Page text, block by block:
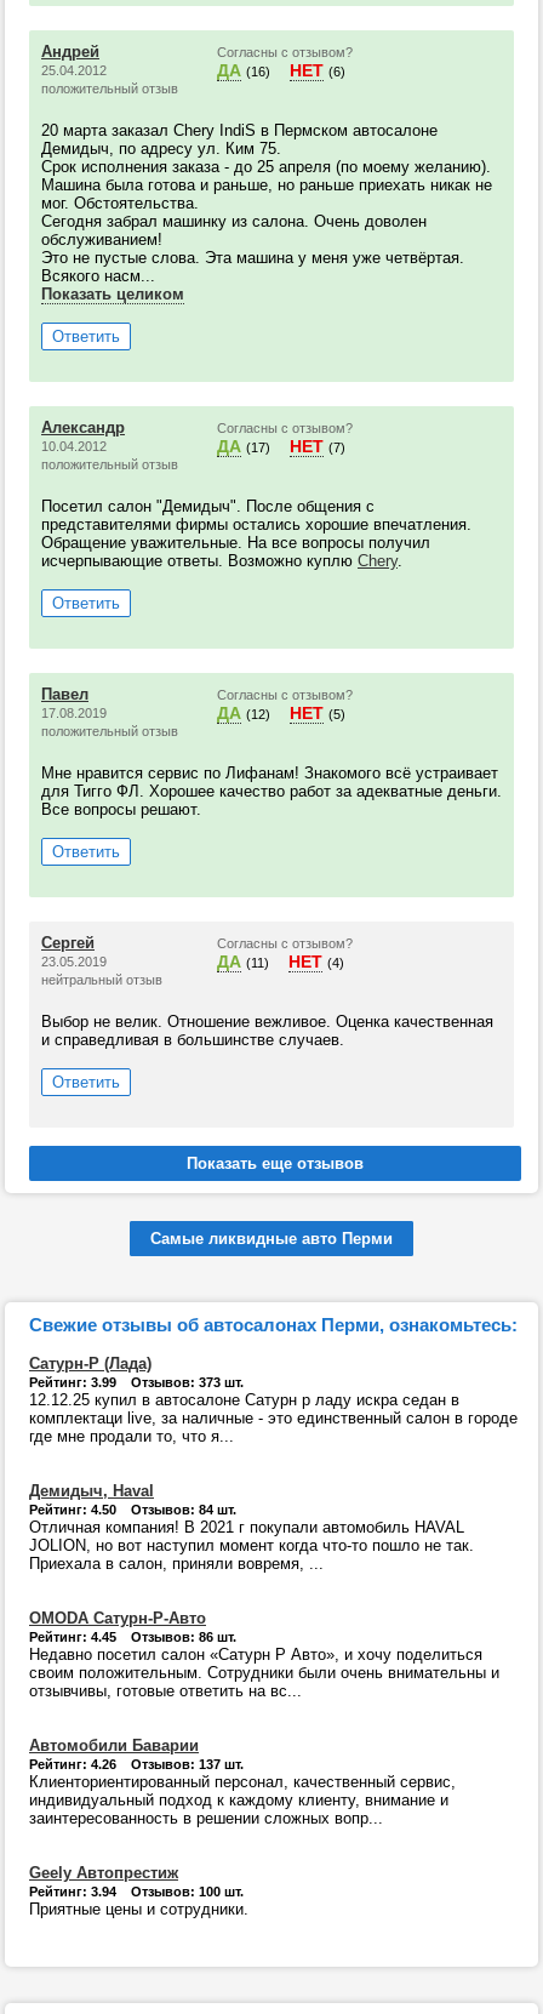
Андрей
25.04.2012
положительный отзыв
Согласны с отзывом?
ДА (16) НЕТ (6)
20 марта заказал Chery IndiS в Пермском автосалоне
Демидыч, по адресу ул. Ким 75.
Срок исполнения заказа - до 25 апреля (по моему желанию).
Машина была готова и раньше, но раньше приехать никак не
мог. Обстоятельства.
Сегодня забрал машинку из салона. Очень доволен
обслуживанием!
Это не пустые слова. Эта машина у меня уже четвёртая.
Всякого насм...
Показать целиком
Ответить
Александр
10.04.2012
положительный отзыв
Согласны с отзывом?
ДА (17) НЕТ (7)
Посетил салон "Демидыч". После общения с
представителями фирмы остались хорошие впечатления.
Обращение уважительные. На все вопросы получил
исчерпывающие ответы. Возможно куплю Chery.
Ответить
Павел
17.08.2019
положительный отзыв
Согласны с отзывом?
ДА (12) НЕТ (5)
Мне нравится сервис по Лифанам! Знакомого всё устраивает
для Тигго ФЛ. Хорошее качество работ за адекватные деньги.
Все вопросы решают.
Ответить
Сергей
23.05.2019
нейтральный отзыв
Согласны с отзывом?
ДА (11) НЕТ (4)
Выбор не велик. Отношение вежливое. Оценка качественная
и справедливая в большинстве случаев.
Ответить
Самые ликвидные авто Перми
Свежие отзывы об автосалонах Перми, ознакомьтесь:
Сатурн-Р (Лада)
Рейтинг: 3.99 Отзывов: 373 шт.
12.12.25 купил в автосалоне Сатурн р ладу искра седан в
комплектаци live, за наличные - это единственный салон в городе
где мне продали то, что я...
Демидыч, Haval
Рейтинг: 4.50 Отзывов: 84 шт.
Отличная компания! В 2021 г покупали автомобиль HAVAL
JOLION, но вот наступил момент когда что-то пошло не так.
Приехала в салон, приняли вовремя, ...
OMODA Сатурн-Р-Авто
Рейтинг: 4.45 Отзывов: 86 шт.
Недавно посетил салон «Сатурн Р Авто», и хочу поделиться
своим положительным. Сотрудники были очень внимательны и
отзывчивы, готовые ответить на вс...
Автомобили Баварии
Рейтинг: 4.26 Отзывов: 137 шт.
Клиенториентированный персонал, качественный сервис,
индивидуальный подход к каждому клиенту, внимание и
заинтересованность в решении сложных вопр...
Geely Автопрестиж
Рейтинг: 3.94 Отзывов: 100 шт.
Приятные цены и сотрудники.